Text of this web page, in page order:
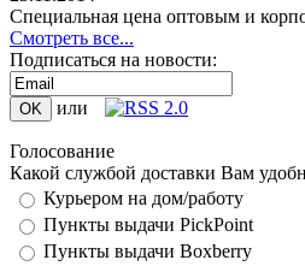
Специальная цена оптовым и
Смотреть все...
Подписаться на новости:
или
Голосование
Какой службой доставки Вам
Курьером на дом/работу
Пункты выдачи PickPoint
Пункты выдачи Boxberry